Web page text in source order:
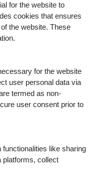
for the website to
cookies that ensures
the website. These
for the website
user personal data via
termed as non-
user consent prior to
like sharing
platforms, collect